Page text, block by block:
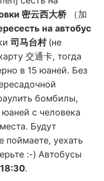
密云西大桥（加
на автобус
司马台村 (не
交通卡, тогда
в 15 юаней. Без
бомбилы,
с человека
Будут
поймаете, уехать
:-) Автобусы
.